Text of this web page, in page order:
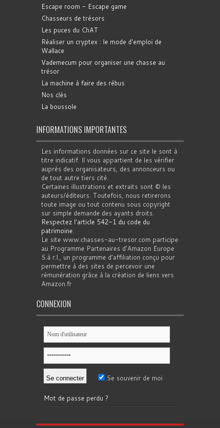
Escape room - Escape game
Chasseurs de trésors
Les puces du ChAT
Réaliser un cryptex : le mode d'emploi de
Wallace
Vademecum pour organiser une chasse au
trésor
La machine à faire des rébus
Nos clés
La boussole
INFORMATIONS IMPORTANTES
Les informations données sur ce site le sont à
titre indicatif. Il vous appartient de les vérifier
auprès des organisateurs, des annonceurs ou
de tout autre tiers cité.
Certaines illustrations et extraits sont © les
auteurs/éditeurs. Toutefois, nous retirerons
toute image ou tout contenu sous copyright
sur simple demande des ayants droits.
Respectez l'article 542-1 du code du
patrimoine.
Le site www.chasses-au-tresor.com participe
au Programme Partenaires d’Amazon Europe
S.à r.l., un programme d’affiliation conçu pour
permettre à des sites de percevoir une
rémunération grâce à la création de liens vers
Amazon.fr
CONNEXION
Se souvenir de moi
Mot de passe perdu ?